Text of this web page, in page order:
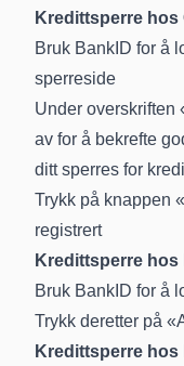
Kredittsperre hos
Bruk BankID for å
sperreside
Under overskriften
av for å bekrefte
ditt sperres for
Trykk på knappen
registrert
Kredittsperre hos
Bruk BankID for å
Trykk deretter på
Kredittsperre hos